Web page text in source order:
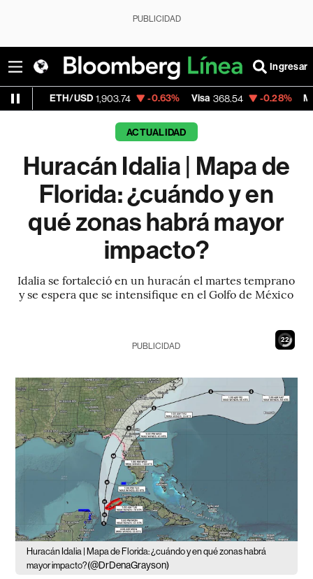
PUBLICIDAD
Ingresar
1,903.74 -0.63% Visa 368.54 -0.28% MercadoLibre
ACTUALIDAD
Huracán Idalia | Mapa de
Florida: ¿cuándo y en
qué zonas habrá mayor
impacto?
Idalia se fortaleció en un huracán el martes temprano
y se espera que se intensifique en el Golfo de México
21
PUBLICIDAD
Huracán Idalia | Mapa de Florida: ¿cuándo y en qué zonas habrá
mayor impacto?(@DrDenaGrayson)